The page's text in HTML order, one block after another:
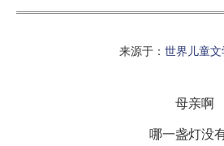
来源于： 世界儿童文
母亲啊
哪一盏灯没